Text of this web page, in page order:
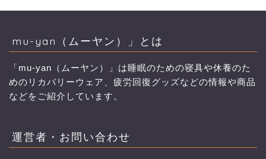
mu-yan（ムーヤン）」とは
「mu-yan（ムーヤン）」は睡眠のための寝具や休養のた
めのリカバリーウェア、疲労回復グッズなどの情報や商品
などをご紹介しています。
運営者・お問い合わせ